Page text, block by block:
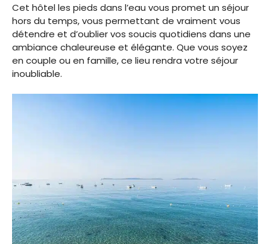
Cet hôtel les pieds dans l’eau vous promet un séjour
hors du temps, vous permettant de vraiment vous
détendre et d’oublier vos soucis quotidiens dans une
ambiance chaleureuse et élégante. Que vous soyez
en couple ou en famille, ce lieu rendra votre séjour
inoubliable.